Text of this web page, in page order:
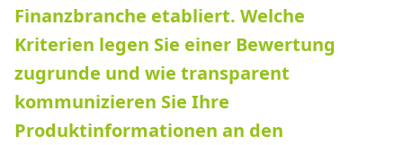
Finanzbranche etabliert. Welche
Kriterien legen Sie einer Bewertung
zugrunde und wie transparent
kommunizieren Sie Ihre
Produktinformationen an den